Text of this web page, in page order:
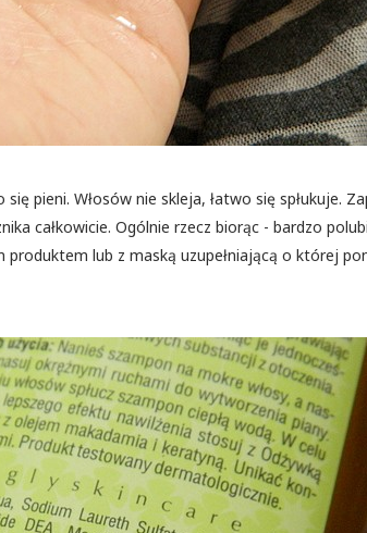
się pieni. Włosów nie skleja, łatwo się spłukuje.
całkowicie. Ogólnie rzecz biorąc - bardzo
lub z maską uzupełniającą o której